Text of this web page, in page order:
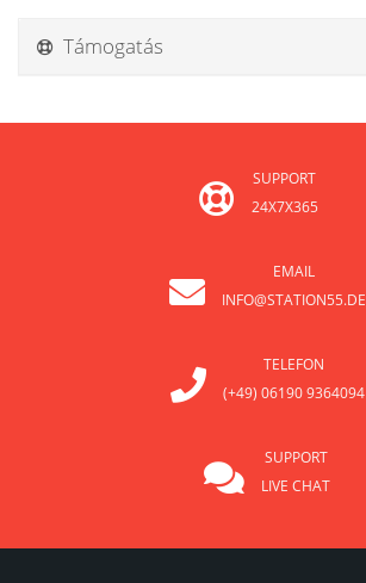
Támogatás
SUPPORT
24X7X365
EMAIL
INFO@STATION55.DE
TELEFON
(+49) 06190 9364094
SUPPORT
LIVE CHAT